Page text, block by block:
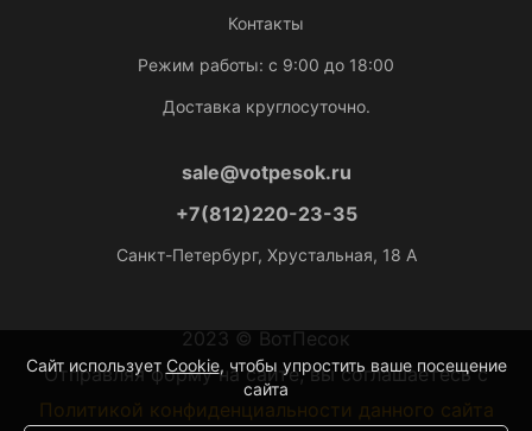
Контакты
Режим работы: с 9:00 до 18:00
Доставка круглосуточно.
sale@votpesok.ru
+7(812)220-23-35
Санкт-Петербург, Хрустальная, 18 А
2023 © ВотПесок
Отправляя форму на сайте, вы соглашаетесь с
Политикой конфиденциальности данного сайта
Сайт использует Cookie, чтобы упростить ваше посещение
сайта